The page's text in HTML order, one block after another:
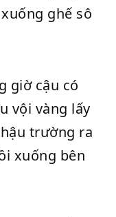
ghế sô
giờ cậu có
vội vàng lấy
trường ra
xuống bên